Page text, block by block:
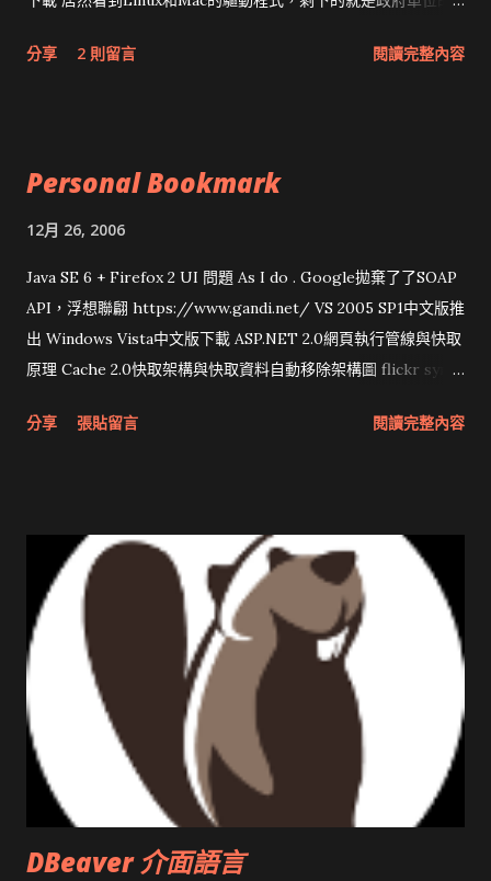
分享 2 則留言 閱讀完整內容
Personal Bookmark
12月 26, 2006
Java SE 6 + Firefox 2 UI 問題 As I do . Google拋棄了了SOAP
API，浮想聯翩 https://www.gandi.net/ VS 2005 SP1中文版推
出 Windows Vista中文版下載 ASP.NET 2.0網頁執行管線與快取
原理 Cache 2.0快取架構與快取資料自動移除架構圖 flickr sync
圖治推動改革 Wait and see 國內某SOC疑遭駭客入侵 大砲開講
分享 張貼留言 閱讀完整內容
DBeaver 介面語言